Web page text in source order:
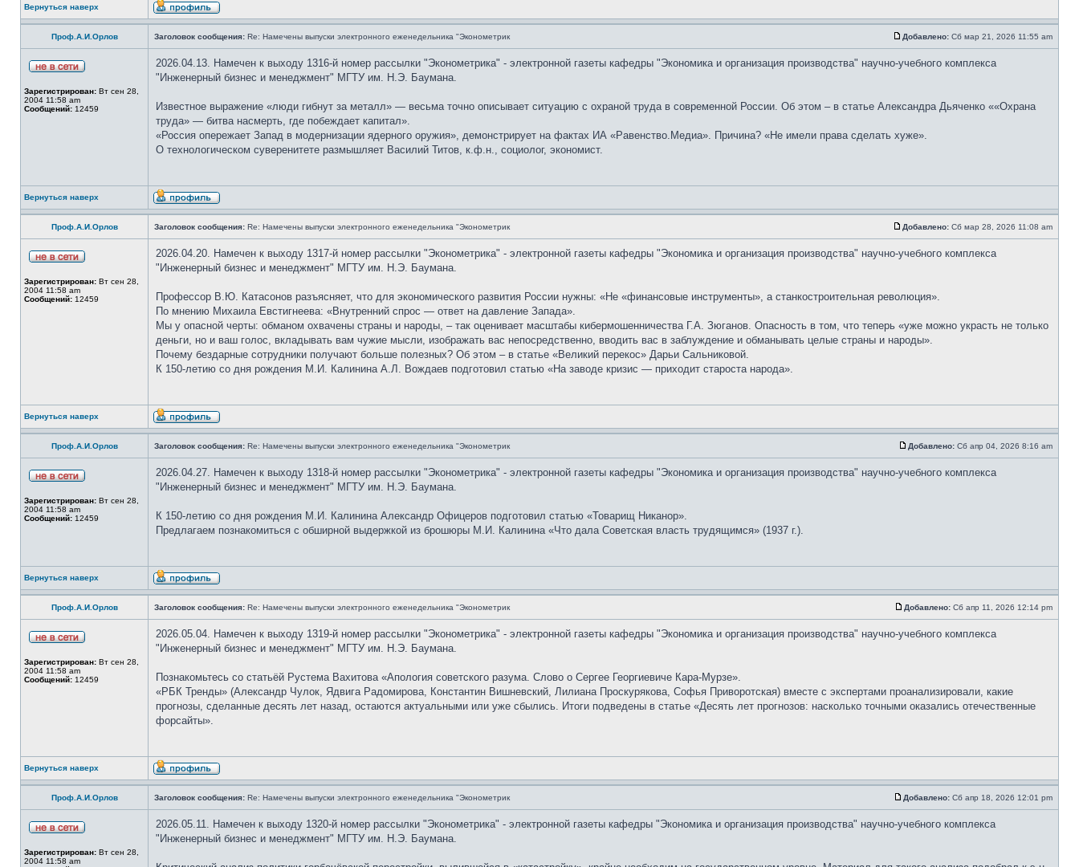
Вернуться наверх
Проф.А.И.Орлов Заголовок сообщения: Re: Намечены выпуски электронного еженедельника "Эконометрик Добавлено: Сб мар 21, 2026 11:55 am
Зарегистрирован: Вт сен 28,
2004 11:58 am
Сообщений: 12459
2026.04.13. Намечен к выходу 1316-й номер рассылки "Эконометрика" - электронной газеты кафедры "Экономика и организация производства" научно-учебного комплекса
"Инженерный бизнес и менеджмент" МГТУ им. Н.Э. Баумана.
Известное выражение «люди гибнут за металл» — весьма точно описывает ситуацию с охраной труда в современной России. Об этом – в статье Александра Дьяченко ««Охрана
труда» — битва насмерть, где побеждает капитал».
«Россия опережает Запад в модернизации ядерного оружия», демонстрирует на фактах ИА «Равенство.Медиа». Причина? «Не имели права сделать хуже».
О технологическом суверенитете размышляет Василий Титов, к.ф.н., социолог, экономист.
Вернуться наверх
Проф.А.И.Орлов Заголовок сообщения: Re: Намечены выпуски электронного еженедельника "Эконометрик Добавлено: Сб мар 28, 2026 11:08 am
Зарегистрирован: Вт сен 28,
2004 11:58 am
Сообщений: 12459
2026.04.20. Намечен к выходу 1317-й номер рассылки "Эконометрика" - электронной газеты кафедры "Экономика и организация производства" научно-учебного комплекса
"Инженерный бизнес и менеджмент" МГТУ им. Н.Э. Баумана.
Профессор В.Ю. Катасонов разъясняет, что для экономического развития России нужны: «Не «финансовые инструменты», а станкостроительная революция».
По мнению Михаила Евстигнеева: «Внутренний спрос — ответ на давление Запада».
Мы у опасной черты: обманом охвачены страны и народы, – так оценивает масштабы кибермошенничества Г.А. Зюганов. Опасность в том, что теперь «уже можно украсть не только
деньги, но и ваш голос, вкладывать вам чужие мысли, изображать вас непосредственно, вводить вас в заблуждение и обманывать целые страны и народы».
Почему бездарные сотрудники получают больше полезных? Об этом – в статье «Великий перекос» Дарьи Сальниковой.
К 150-летию со дня рождения М.И. Калинина А.Л. Вождаев подготовил статью «На заводе кризис — приходит староста народа».
Вернуться наверх
Проф.А.И.Орлов Заголовок сообщения: Re: Намечены выпуски электронного еженедельника "Эконометрик Добавлено: Сб апр 04, 2026 8:16 am
Зарегистрирован: Вт сен 28,
2004 11:58 am
Сообщений: 12459
2026.04.27. Намечен к выходу 1318-й номер рассылки "Эконометрика" - электронной газеты кафедры "Экономика и организация производства" научно-учебного комплекса
"Инженерный бизнес и менеджмент" МГТУ им. Н.Э. Баумана.
К 150-летию со дня рождения М.И. Калинина Александр Офицеров подготовил статью «Товарищ Никанор».
Предлагаем познакомиться с обширной выдержкой из брошюры М.И. Калинина «Что дала Советская власть трудящимся» (1937 г.).
Вернуться наверх
Проф.А.И.Орлов Заголовок сообщения: Re: Намечены выпуски электронного еженедельника "Эконометрик Добавлено: Сб апр 11, 2026 12:14 pm
Зарегистрирован: Вт сен 28,
2004 11:58 am
Сообщений: 12459
2026.05.04. Намечен к выходу 1319-й номер рассылки "Эконометрика" - электронной газеты кафедры "Экономика и организация производства" научно-учебного комплекса
"Инженерный бизнес и менеджмент" МГТУ им. Н.Э. Баумана.
Познакомьтесь со статьёй Рустема Вахитова «Апология советского разума. Слово о Сергее Георгиевиче Кара-Мурзе».
«РБК Тренды» (Александр Чулок, Ядвига Радомирова, Константин Вишневский, Лилиана Проскурякова, Софья Приворотская) вместе с экспертами проанализировали, какие
прогнозы, сделанные десять лет назад, остаются актуальными или уже сбылись. Итоги подведены в статье «Десять лет прогнозов: насколько точными оказались отечественные
форсайты».
Вернуться наверх
Проф.А.И.Орлов Заголовок сообщения: Re: Намечены выпуски электронного еженедельника "Эконометрик Добавлено: Сб апр 18, 2026 12:01 pm
Зарегистрирован: Вт сен 28,
2004 11:58 am
2026.05.11. Намечен к выходу 1320-й номер рассылки "Эконометрика" - электронной газеты кафедры "Экономика и организация производства" научно-учебного комплекса
"Инженерный бизнес и менеджмент" МГТУ им. Н.Э. Баумана.